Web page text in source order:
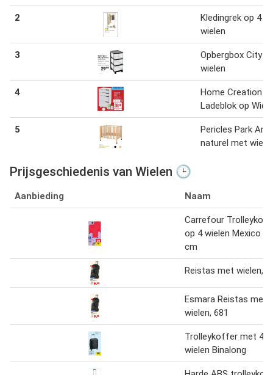
2
Kledingrek op 4
wielen
3
Opbergbox City
wielen
4
Home Creation
Ladeblok op
5
Pericles Park Amy
naturel met
Prijsgeschiedenis van Wielen 🕒
Aanbieding Naam
Carrefour
op 4 wielen Mexico 55
cm
Reistas met wielen,
Esmara Reistas met
wielen, 681
Trolleykoffer met 4
wielen Binalong